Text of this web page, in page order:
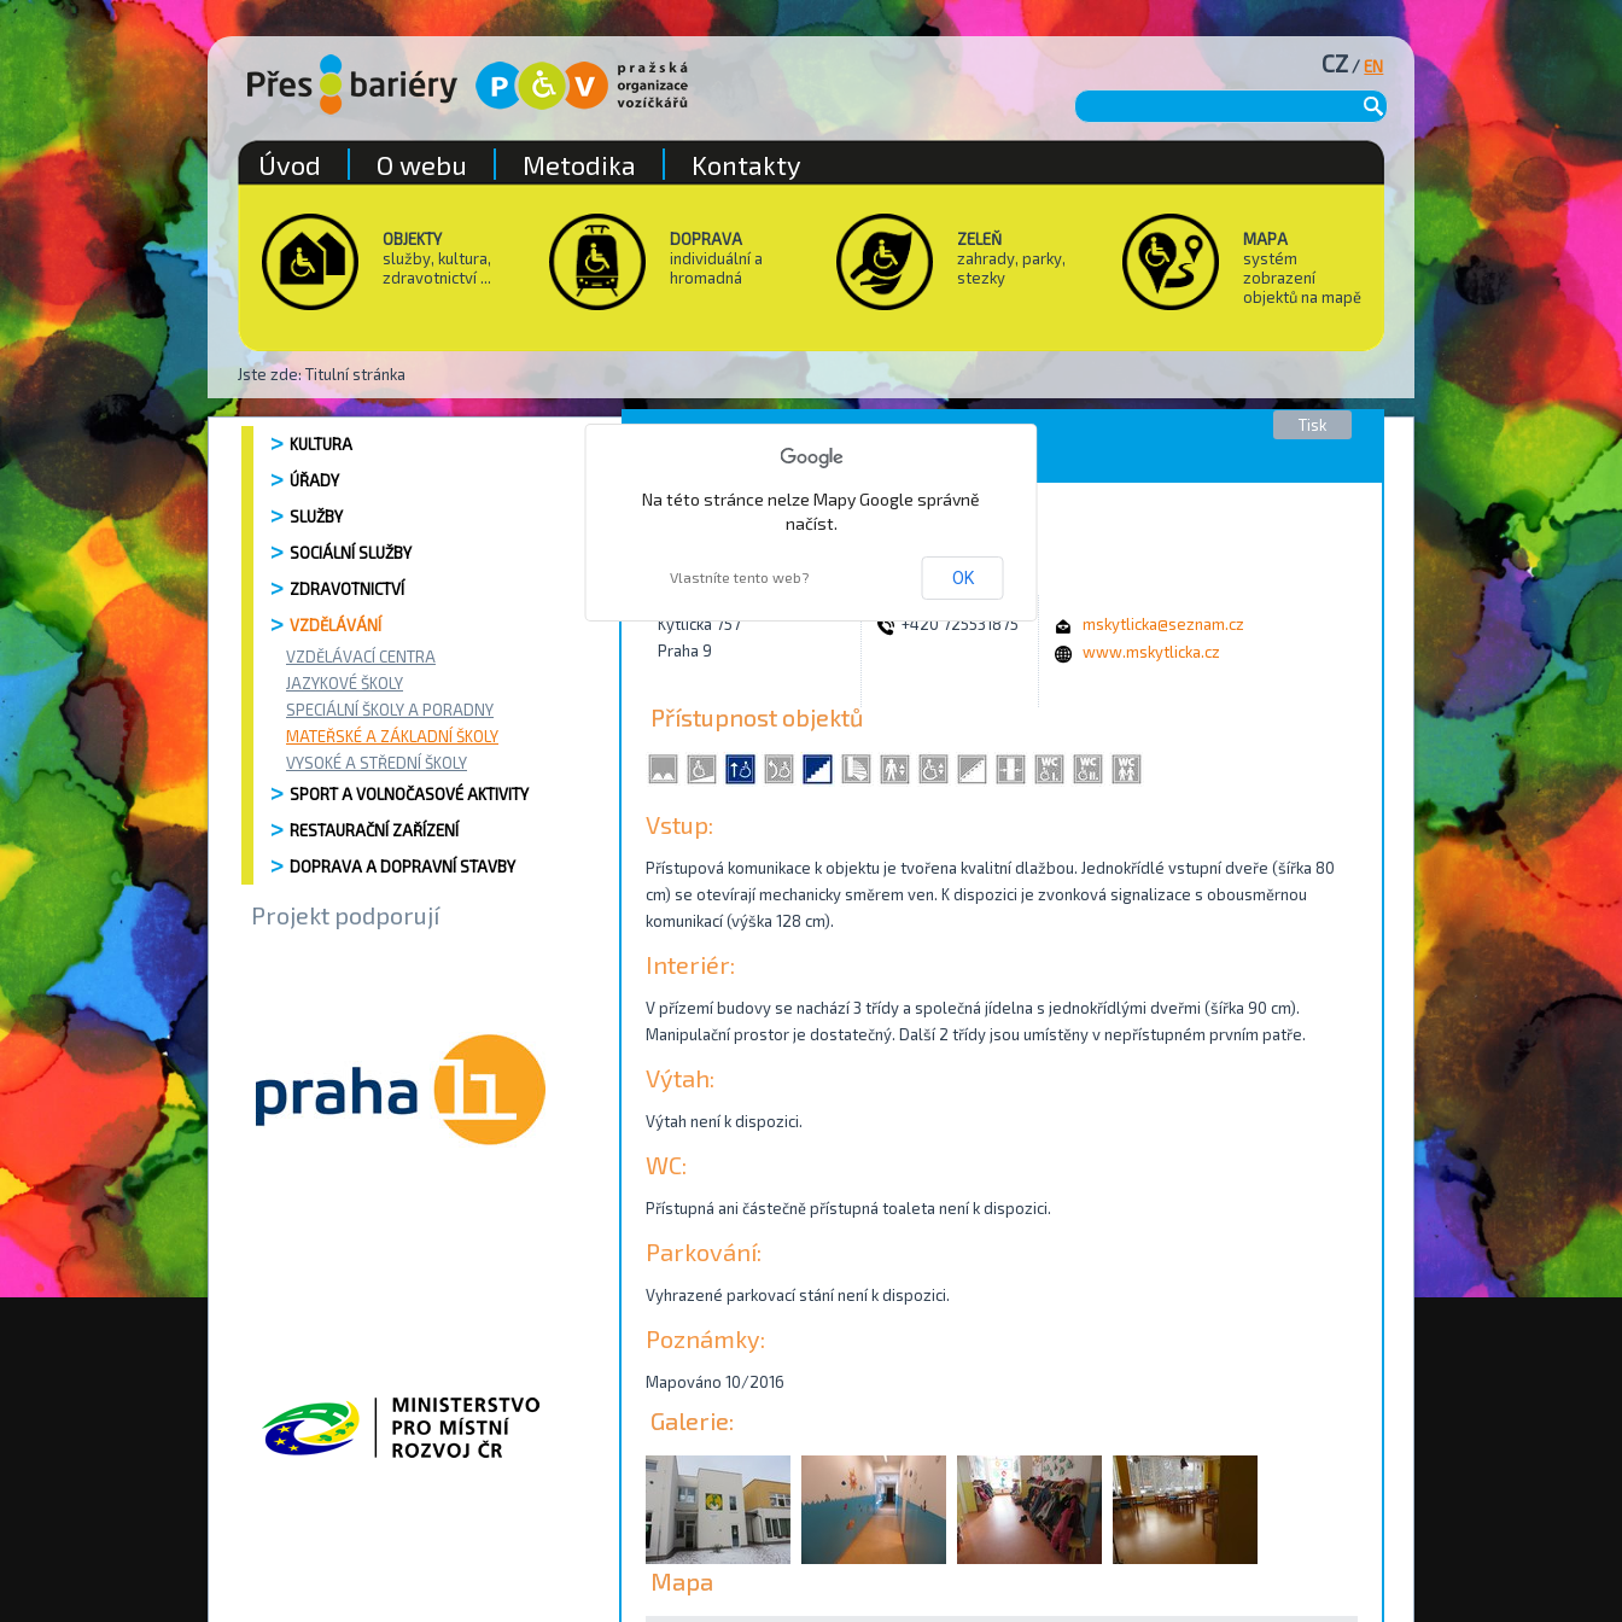
OBJEKTY
služby, kultura,
zdravotnictví ...
DOPRAVA
individuální a
hromadná
ZELEŇ
zahrady, parky,
stezky
MAPA
systém
zobrazení
objektů na mapě
CZ /EN
Jste zde:Titulní stránka
Úvod O webu Metodika Kontakty
KULTURA
ÚŘADY
SLUŽBY
SOCIÁLNÍ SLUŽBY
ZDRAVOTNICTVÍ
VZDĚLÁVÁNÍ
VZDĚLÁVACÍ CENTRA
JAZYKOVÉ ŠKOLY
SPECIÁLNÍ ŠKOLY A PORADNY
MATEŘSKÉ A ZÁKLADNÍ ŠKOLY
VYSOKÉ A STŘEDNÍ ŠKOLY
SPORT A VOLNOČASOVÉ AKTIVITY
RESTAURAČNÍ ZAŘÍZENÍ
DOPRAVA A DOPRAVNÍ STAVBY
Projekt podporují
Tisk
MŠ Kytlická
Kytlická 757
Praha 9
+420 725531875
mskytlicka@seznam.cz
www.mskytlicka.cz
Přístupnost objektů
Vstup:
Přístupová komunikace k objektu je tvořena kvalitní dlažbou. Jednokřídlé vstupní dveře (šířka 80
cm) se otevírají mechanicky směrem ven. K dispozici je zvonková signalizace s obousměrnou
komunikací (výška 128 cm).
Interiér:
V přízemí budovy se nachází 3 třídy a společná jídelna s jednokřídlými dveřmi (šířka 90 cm).
Manipulační prostor je dostatečný. Další 2 třídy jsou umístěny v nepřístupném prvním patře.
Výtah:
Výtah není k dispozici.
WC:
Přístupná ani částečně přístupná toaleta není k dispozici.
Parkování:
Vyhrazené parkovací stání není k dispozici.
Poznámky:
Mapováno 10/2016
Galerie:
Mapa
Na této stránce nelze Mapy Google správně
načíst.
Vlastníte tento web? OK